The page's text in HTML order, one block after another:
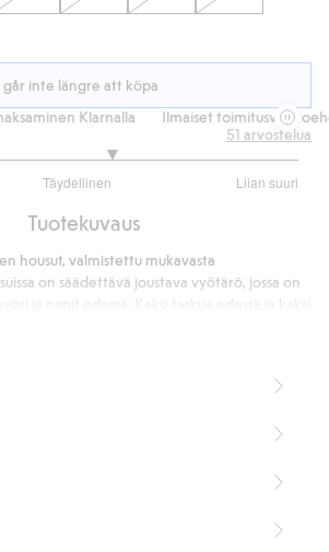
inte längre att köpa
Klarnalla Ilmaiset
Täydellinen Liian suuri
51 arvostelua
Tuotekuvaus
housut, valmistettu mukavasta
on säädettävä joustava vyötärö, jossa on
Käytä esimerkiksi yhteensopivan